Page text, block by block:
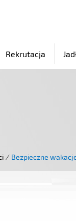
Rekrutacja
/ Bezpieczne